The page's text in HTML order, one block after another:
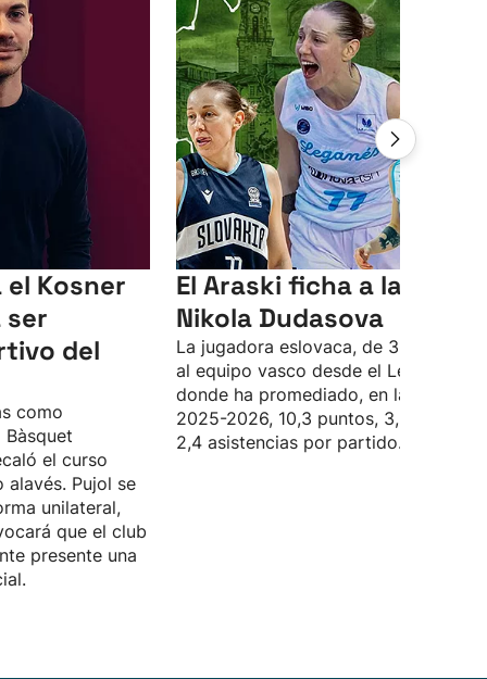
el Kosner
ser
del
como
el curso
alavés. Pujol se
unilateral,
que el club
presente una
El Araski ficha a la
Nikola Dudasova
La jugadora eslovaca, de 31 años,
al equipo vasco desde el Leganés,
donde ha promediado, en la
2025-2026, 10,3 puntos, 3,5 rebotes
2,4 asistencias por partido.